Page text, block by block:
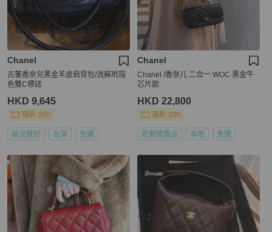
Chanel
古董香奈兒黑金羊皮肩背包/流蘇玳瑁
色雙C標誌
HKD 9,645
現折 200
狀況良好 台灣 免運
Chanel
Chanel /香奈儿 二合一 WOC 黑金牛
芯片款
HKD 22,800
現折 200
近新閒置品 本地 免運